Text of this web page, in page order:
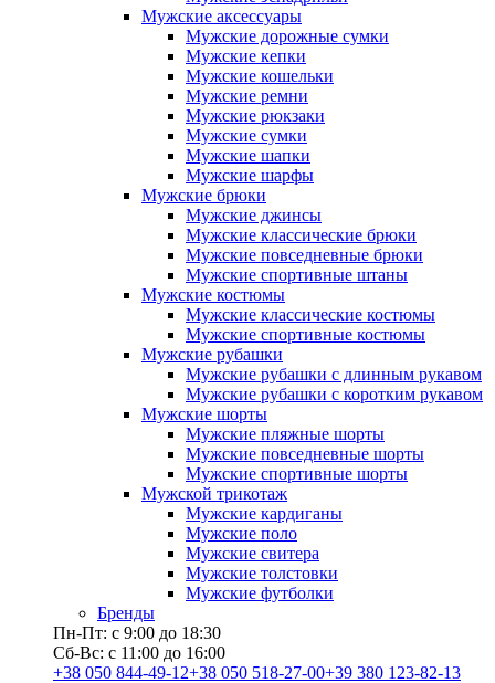
Мужские аксессуары
Мужские дорожные сумки
Мужские кепки
Мужские кошельки
Мужские ремни
Мужские рюкзаки
Мужские сумки
Мужские шапки
Мужские шарфы
Мужские брюки
Мужские джинсы
Мужские классические брюки
Мужские повседневные брюки
Мужские спортивные штаны
Мужские костюмы
Мужские классические костюмы
Мужские спортивные костюмы
Мужские рубашки
Мужские рубашки с длинным рукавом
Мужские рубашки с коротким рукавом
Мужские шорты
Мужские пляжные шорты
Мужские повседневные шорты
Мужские спортивные шорты
Мужской трикотаж
Мужские кардиганы
Мужские поло
Мужские свитера
Мужские толстовки
Мужские футболки
Бренды
Пн-Пт: с 9:00 до 18:30
Сб-Вс: с 11:00 до 16:00
+38 050 844-49-12+38 050 518-27-00+39 380 123-82-13